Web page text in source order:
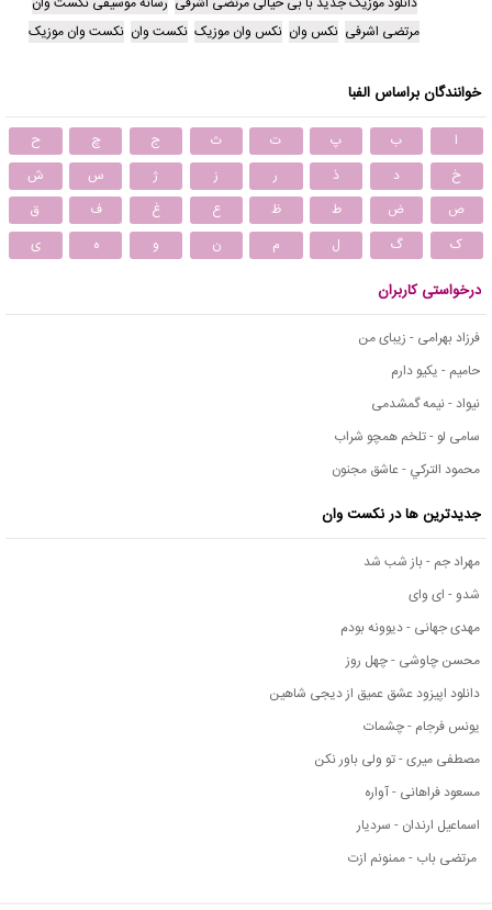
مرتضی اشرفی نکس وان نکس وان موزیک نکست وان نکست وان موزیک
خوانندگان براساس الفبا
ا ب پ ت ث ج چ
ح
خ
د ذ ر ز ژ س
ش
ص
ض ط ظ ع غ ف
ق
ک
گ ل م ن و ه ی
درخواستی کاربران
فرزاد بهرامی - زیبای من
حامیم - یکیو دارم
نیواد - نیمه گمشدمی
سامی لو - تلخم همچو شراب
محمود التركي - عاشق مجنون
جدیدترین ها در نکست وان
مهراد جم - باز شب شد
شدو - ای وای
مهدی جهانی - دیوونه بودم
محسن چاوشی - چهل روز
دانلود اپیزود عشق عمیق از دیجی شاهین
یونس فرجام - چشمات
مصطفی میری - تو ولی باور نکن
مسعود فراهانی - آواره
اسماعیل ارندان - سردیار
مرتضی باب - ممنونم ازت